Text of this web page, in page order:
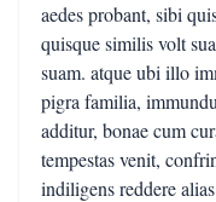
aedes probant, sibi
quisque similis volt
suam. atque ubi illo
pigra familia,
additur, bonae cum
tempestas venit,
indiligens reddere